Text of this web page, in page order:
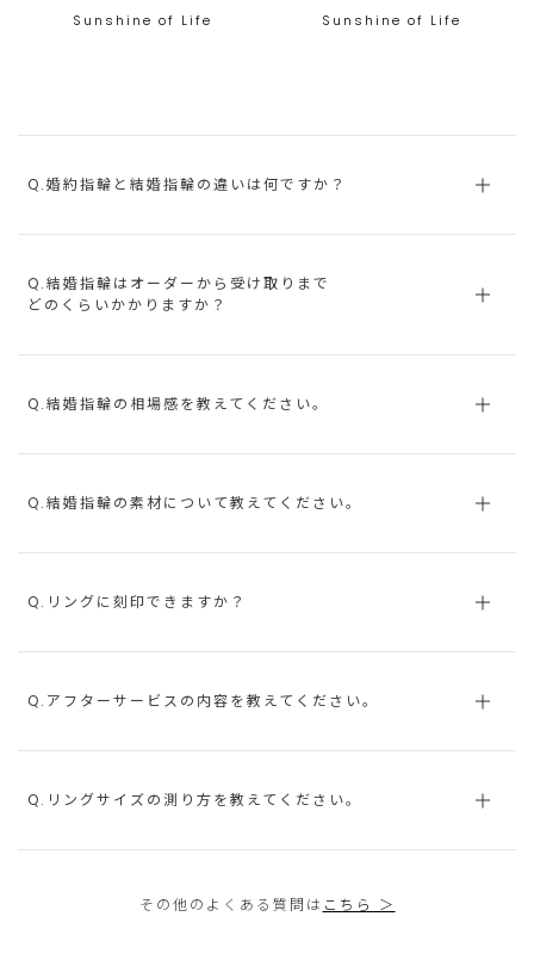
Sunshine of Life Sunshine of Life
Q.婚約指輪と結婚指輪の違いは何ですか？
Q.結婚指輪はオーダーから受け取りまで
どのくらいかかりますか？
Q.結婚指輪の相場感を教えてください。
Q.結婚指輪の素材について教えてください。
Q.リングに刻印できますか？
Q.アフターサービスの内容を教えてください。
Q.リングサイズの測り方を教えてください。
その他のよくある質問は こちら ＞